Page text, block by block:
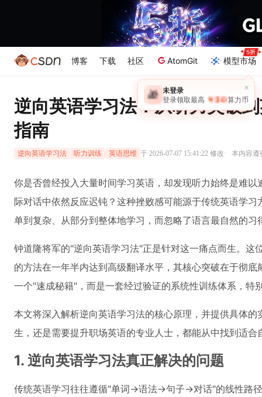
博客 下载 社区 AtomGit 模型市场
×
🎁 未登录
登录领取最高 ￥30 算力币
逆向英语学习法：从听力突破
指南
逆向英语学习法 听力训练 英语思维 于 2026-07-07 15:41:22 修改· 本内容遵
你是否曾经投入大量时间学习英语，却发现听力始终是难
际对话中依然反应迟钝？这种挫败感可能源于传统英语学
单到复杂、从部分到整体地学习，而忽略了语言最自然的习
钟道隆将军的"逆向英语学习法"正是针对这一痛点而生。这
的方法在一年半内达到高级翻译水平，其核心突破在于彻
一个"速成秘籍"，而是一套经过验证的系统性训练体系，特
本文将深入解析逆向英语学习法的核心原理，并提供具体
生，还是需要提升职场英语的专业人士，都能从中找到适合
1. 逆向英语学习法真正解决的问题
传统英语学习往往遵循"单词→语法→句子→对话"的线性路